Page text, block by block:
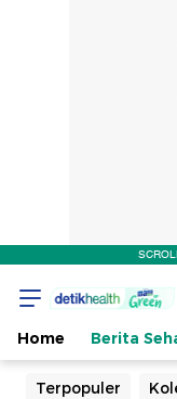
Home Berita
Terpopuler